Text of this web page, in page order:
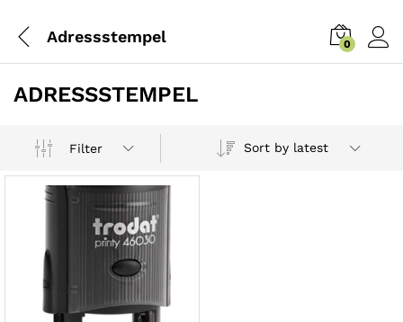
Adressstempel 0
ADRESSSTEMPEL
Filter Sort by latest